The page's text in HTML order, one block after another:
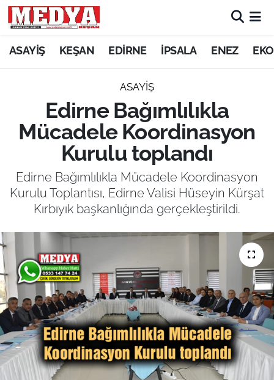
ASAYİŞ KEŞAN EDİRNE İPSALA ENEZ
ASAYİŞ
Edirne Bağımlılıkla
Mücadele Koordinasyon
Kurulu toplandı
Edirne Bağımlılıkla Mücadele Koordinasyon
Kurulu Toplantısı, Edirne Valisi Hüseyin Kürşat
Kırbıyık başkanlığında gerçekleştirildi.
KEŞAN
ASAYİŞ
SİYASET
GÜNDEM
EKONOMİ
SAĞLIK
EĞİTİM
TARIM VE HAYVANCILIK
KÜLTÜR SANAT
RESMİ İLAN